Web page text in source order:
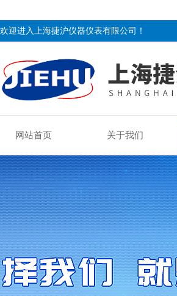
欢迎进入上海捷沪仪器仪表有限公司！
网站首页 关于我们